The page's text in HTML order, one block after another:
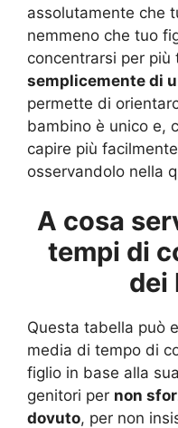
assolutamente che
nemmeno che tuo
concentrarsi per più
semplicemente di
permette di
bambino è unico e,
capire più
osservandolo nella
A cosa
tempi di
dei
Questa tabella può
media di tempo di
figlio in base alla
genitori per non
dovuto, per non